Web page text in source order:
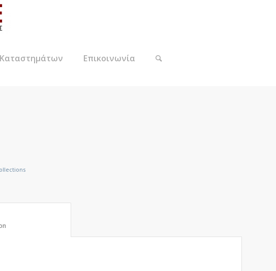
Επικοινωνία